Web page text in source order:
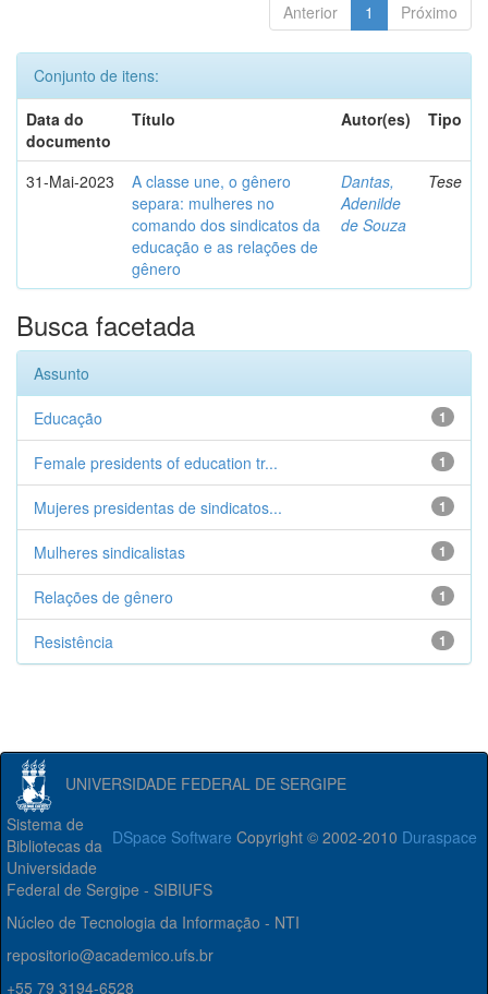
Anterior 1 Próximo
Conjunto de itens:
Data do
documento
Título Autor(es) Tipo
31-Mai-2023
A classe une, o gênero
separa: mulheres no
comando dos sindicatos da
educação e as relações de
gênero
Dantas,
Adenilde
de Souza
Tese
Busca facetada
Assunto
1
Educação
1
Female presidents of education tr...
1
Mujeres presidentas de sindicatos...
1
Mulheres sindicalistas
1
Relações de gênero
1
Resistência
UNIVERSIDADE FEDERAL DE SERGIPE
DSpace Software Copyright © 2002-2010 Duraspace
Sistema de
Bibliotecas da
Universidade
Federal de Sergipe - SIBIUFS
Núcleo de Tecnologia da Informação - NTI
repositorio@academico.ufs.br
+55 79 3194-6528